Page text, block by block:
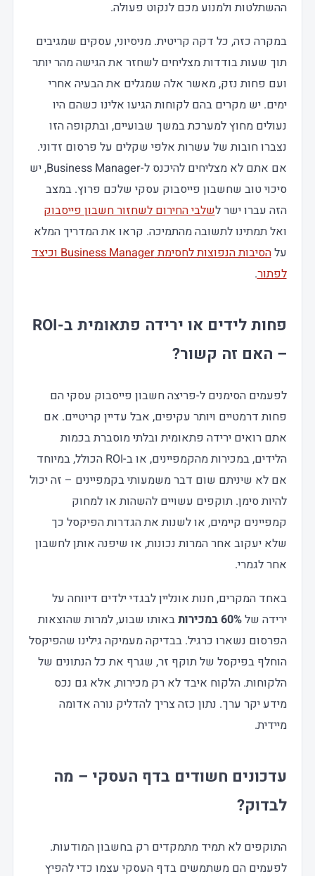
ההשתלטות ולמנוע מכם לנקוט פעולה.
במקרה כזה, כל דקה קריטית. מניסיוני, עסקים שמגיבים
תוך שעות בודדות מצליחים לשחזר את הגישה מהר יותר
ועם פחות נזק, מאשר אלה שמגלים את הבעיה אחרי
ימים. יש מקרים בהם לקוחות הגיעו אלינו כשהם היו
נעולים מחוץ למערכת במשך שבועיים, ובתקופה הזו
נצברו חובות של עשרות אלפי שקלים על פרסום זדוני.
אם אתם לא מצליחים להיכנס ל-Business Manager, יש
סיכוי טוב שחשבון פייסבוק עסקי שלכם פרוץ. במצב
הזה עברו ישר לשלבי החירום לשחזור חשבון פייסבוק
ואל תמתינו לתשובה מהתמיכה. קראו את המדריך המלא
על
הסיבות הנפוצות לחסימת Business Manager וכיצד
לפתור.
פחות לידים או ירידה פתאומית ב-ROI
– האם זה קשור?
לפעמים הסימנים ל-פריצה חשבון פייסבוק עסקי הם
פחות דרמטיים ויותר עקיפים, אבל עדיין קריטיים. אם
אתם רואים ירידה פתאומית ובלתי מוסברת בכמות
הלידים, במכירות מהקמפיינים, או ב-ROI הכולל, במיוחד
אם לא שיניתם שום דבר משמעותי בקמפיינים – זה יכול
להיות סימן. תוקפים עשויים להשהות או למחוק
קמפיינים קיימים, או לשנות את הגדרות הפיקסל כך
שלא יעקוב אחר המרות נכונות, או שיפנה אותן לחשבון
אחר לגמרי.
באחד המקרים, חנות אונליין לבגדי ילדים דיווחה על
ירידה של60% במכירות
באותו שבוע, למרות שהוצאות
הפרסום נשארו כרגיל. בבדיקה מעמיקה גילינו שהפיקסל
הוחלף בפיקסל של תוקף זר, שגרף את כל הנתונים של
הלקוחות. הלקוח איבד לא רק מכירות, אלא גם נכס
מידע יקר ערך. נתון כזה צריך להדליק נורה אדומה
מיידית.
עדכונים חשודים בדף העסקי – מה
לבדוק?
התוקפים לא תמיד מתמקדים רק בחשבון המודעות.
לפעמים הם משתמשים בדף העסקי עצמו כדי להפיץ